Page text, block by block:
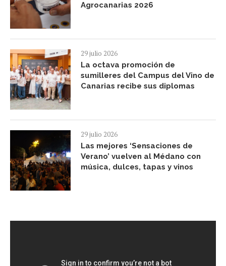
Agrocanarias 2026
29 julio 2026
La octava promoción de
sumilleres del Campus del Vino de
Canarias recibe sus diplomas
29 julio 2026
Las mejores ‘Sensaciones de
Verano’ vuelven al Médano con
música, dulces, tapas y vinos